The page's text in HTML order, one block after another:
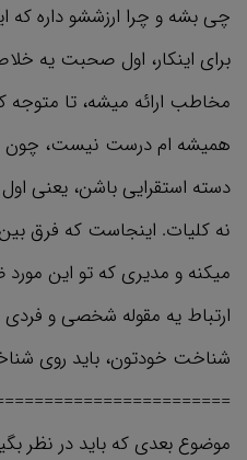
چی بشه و چرا ارزششو داره
برای اینکار، اول صحبت یه
مخاطب ارائه میشه، تا متوجه
همیشه ام درست نیست، چون
دسته استقرایی باشن، یعنی
نه کلیات. اینجاست که فرق
میکنه و مدیری که تو این
ارتباط یه مقوله شخصی و فردی
شناخت خودتون، باید روی
موضوع بعدی که باید در نظر